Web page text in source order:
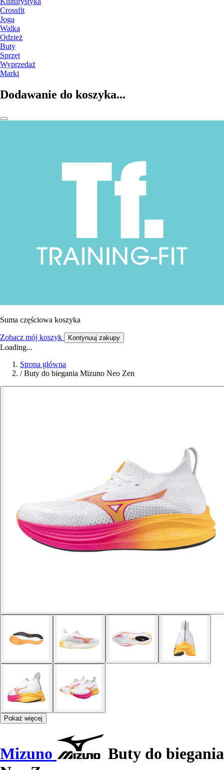
Crossfit
Joga
Walka
Odzież
Buty
Sprzęt
Wyprzedaż
Marki
Dodawanie do koszyka...
Suma częściowa koszyka
Zobacz mój koszyk Kontynuuj zakupy
Loading...
Strona główna
/ Buty do biegania Mizuno Neo Zen
Pokaż więcej
Mizuno
Buty do biegania